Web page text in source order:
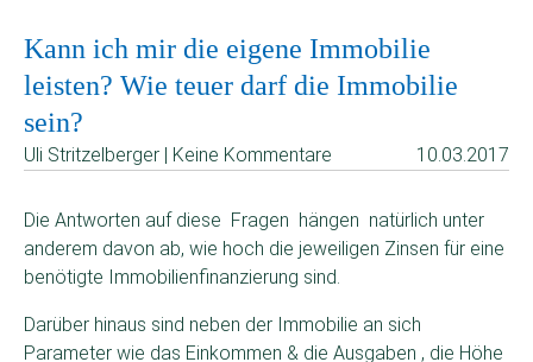
Kann ich mir die eigene Immobilie
leisten? Wie teuer darf die Immobilie
sein?
Uli Stritzelberger | Keine Kommentare 10.03.2017
Die Antworten auf diese Fragen hängen natürlich unter
anderem davon ab, wie hoch die jeweiligen Zinsen für eine
benötigte Immobilienfinanzierung sind.
Darüber hinaus sind neben der Immobilie an sich
Parameter wie das Einkommen & die Ausgaben , die Höhe